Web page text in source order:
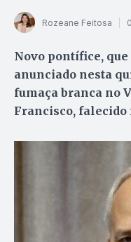
Rozeane Feitosa
Novo pontífice, que
anunciado nesta
fumaça branca no
Francisco, falecido